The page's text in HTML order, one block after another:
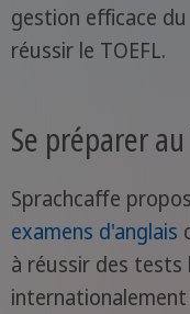
gestion efficace
réussir le TOEFL.
Se préparer au
Sprachcaffe
examens d'anglais
à réussir des
internationalement